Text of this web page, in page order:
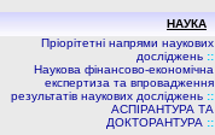
НАУКА
Пріорітетні напрями наукових
досліджень ::
Наукова фінансово-економічна
експертиза та впровадження
результатів наукових досліджень ::
АСПIРАНТУРА ТА
ДОКТОРАНТУРА ::